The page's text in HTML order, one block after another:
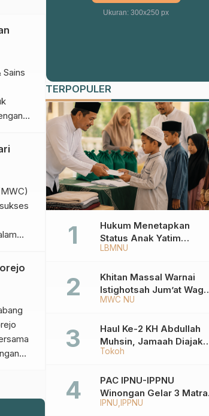
Ukuran: 300x250 px
TERPOPULER
LBMNU
Hukum Menetapkan
Status Anak Yatim
Berdasarkan KK,
Ketentuannya?
MWC NU
Khitan Massal Warnai
Istighotsah Jum’at Wage
MWCNU Sukorejo
Tokoh
Haul Ke-2 KH Abdullah
Muhsin, Jamaah Diajak
Meneladani
IPNU IPPNU
PAC IPNU-IPPNU
Winongan Gelar 3 Matra
di MA Ma’arif An-Nur